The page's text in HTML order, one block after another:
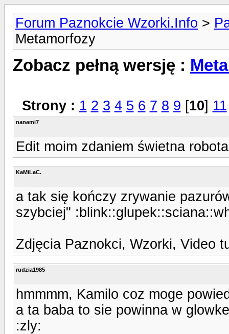
Forum Paznokcie Wzorki.Info >
Metamorfozy
Zobacz pełną wersję :
Strony : 1 2 3 4 5 6 7 8 9 [10] 11
nanami7
Edit moim zdaniem świetna
KaMiLaC.
a tak się kończy zrywanie
szybciej"
Zdjęcia Paznokci, Wzorki, Video
rudzia1985
hmmmm, Kamilo coz moge
a ta baba to sie powinna w
:zly: